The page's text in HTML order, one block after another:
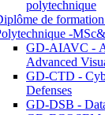
polytechnique
de
-
GD-AIAVC -
Advanced
GD-CTD -
Defenses
GD-DSB -